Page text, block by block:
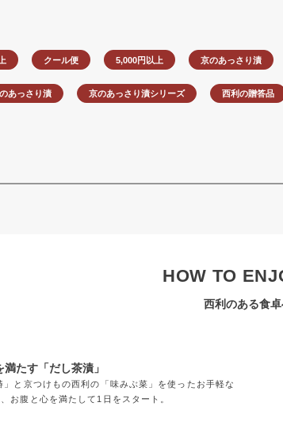
クール便 5,000円以上 京のあっさり漬
あっさり漬 京のあっさり漬シリーズ 西利の贈答品
HOW TO
西利のある食
たす「だし茶漬」
と京つけもの西利の「味みぶ菜」を使ったお手軽な
お腹と心を満たして1日をスタート。